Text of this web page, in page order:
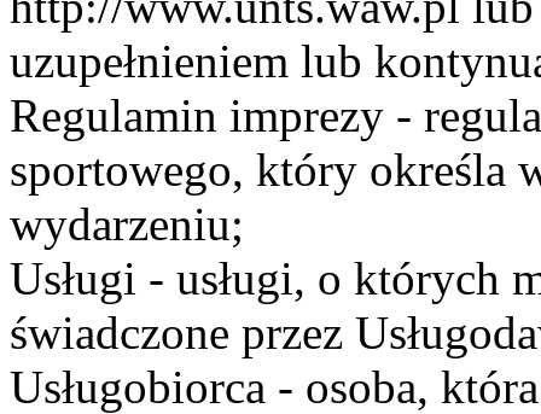
uzupełnieniem lub
Regulamin imprezy -
sportowego, który określa
wydarzeniu;
Usługi - usługi, o których
świadczone przez
Usługobiorca - osoba,